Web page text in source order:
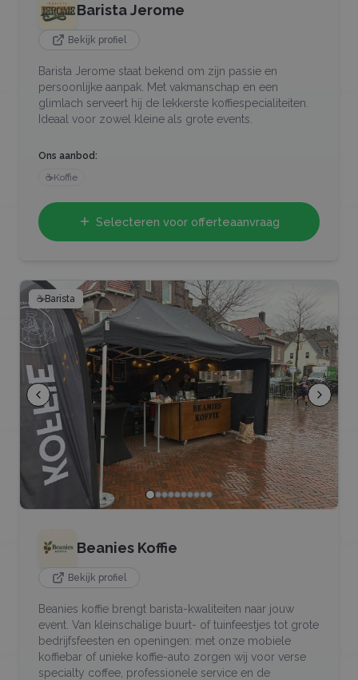
Barista Jerome
Bekijk profiel
Barista Jerome staat bekend om zijn passie en
persoonlijke aanpak. Met vakmanschap en een
glimlach serveert hij de lekkerste koffiespecialiteiten.
Ideaal voor zowel kleine als grote events.
Ons aanbod:
☕Koffie
Selecteren voor offerteaanvraag
☕Barista
Beanies Koffie
Bekijk profiel
Beanies koffie brengt barista-kwaliteiten naar jouw
event. Van kleinschalige buurt- of tuinfeestjes tot grote
bedrijfsfeesten en openingen: met onze mobiele
koffiebar of unieke koffie-auto zorgen wij voor verse
specialty coffee, professionele service en de